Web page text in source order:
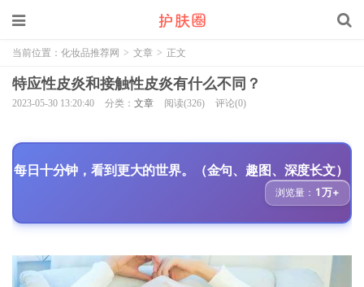
当前位置： 化妆品推荐网 > 文章 > 正文
特应性皮炎和接触性皮炎有什么不同？
2023-05-30 13:20:40 分类： 文章 阅读(326) 评论(0)
每日十分钟，看到更大的世界。（金句、趣图、深度长文）
浏览量： 1万+